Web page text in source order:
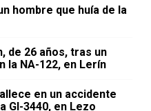
hombre que huía de la
de 26 años, tras un
la NA-122, en Lerín
en un accidente
GI-3440, en Lezo